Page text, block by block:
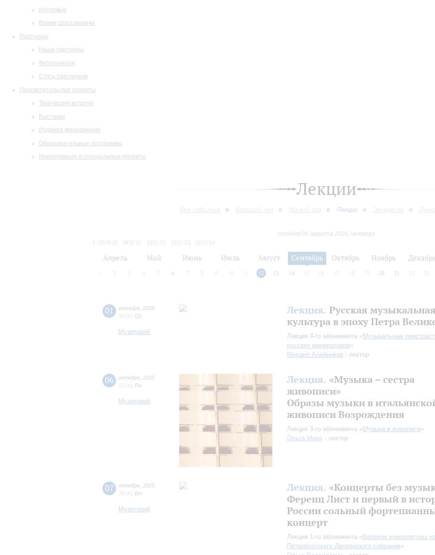
Интервью
Время Шостаковича
Партнеры
Наши партнеры
Фотогалерея
Стать партнером
Просветительские проекты
Творческие встречи
Выставки
Издания филармонии
Образовательные программы
Инклюзивные и специальные проекты
Лекции
Все события Большой зал Малый зал Лекции Экскурсии
сегодня 06 августа 2026, четверг
2019/20
2020/21 2021/22 2022/23
2023/24
Апрель Май Июнь Июль Август Сентябрь Октябрь Ноябрь
2 3 4 5 6 7 8 9 10 12 13 14 15 16 17 18 19 20 21 22 23
01 октября 2025
18:00 Ср
Музиторий
Лекция. Русская музыкальная
культура в эпоху Петра
Лекция 4-го абонемента « Музыкальные
русских императоров»
Михаил Алейников - лектор
06 октября 2025
18:00 Пн
Музиторий
Лекция. «Музыка – сестра
живописи»
Образы музыки в
живописи Возрождения
Лекция 3-го абонемента « Музыка в живописи»
Ольга Махо - лектор
07 октября 2025
18:00 Вт
Музиторий
Лекция. «Концерты без
Ференц Лист и первый в
России сольный
концерт
Лекция 1-го абонемента « Великие композиторы
Петербургского Дворянского собрания»